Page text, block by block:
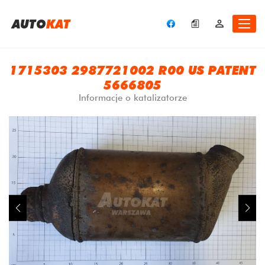
AUTOKAT
1715303 2987721002 R00 US PATENT
5666805
Informacje o katalizatorze